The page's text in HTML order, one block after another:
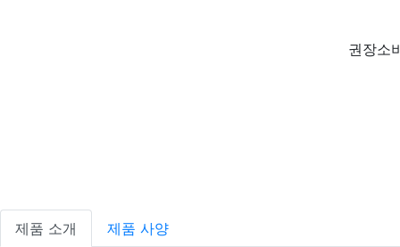
권장소
제품 소개 제품 사양